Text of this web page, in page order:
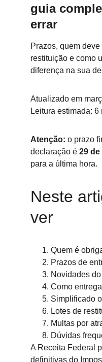
guia
errar
Prazos, quem
restituição e como
diferença na sua
Atualizado em
Leitura estimada: 6
Atenção: o prazo
declaração é 29 de
para a última hora.
Neste
ver
Quem é
Prazos de
Novidades
Como
Simplificado
Lotes de
Multas por
Dúvidas
A Receita Federal
definitivas do